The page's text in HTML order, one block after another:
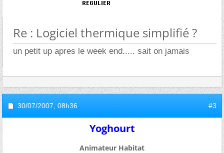
Re : Logiciel thermique simplifié ?
un petit up apres le week end..... sait on jamais
30/07/2007, 08h36 #3
Yoghourt
Animateur Habitat